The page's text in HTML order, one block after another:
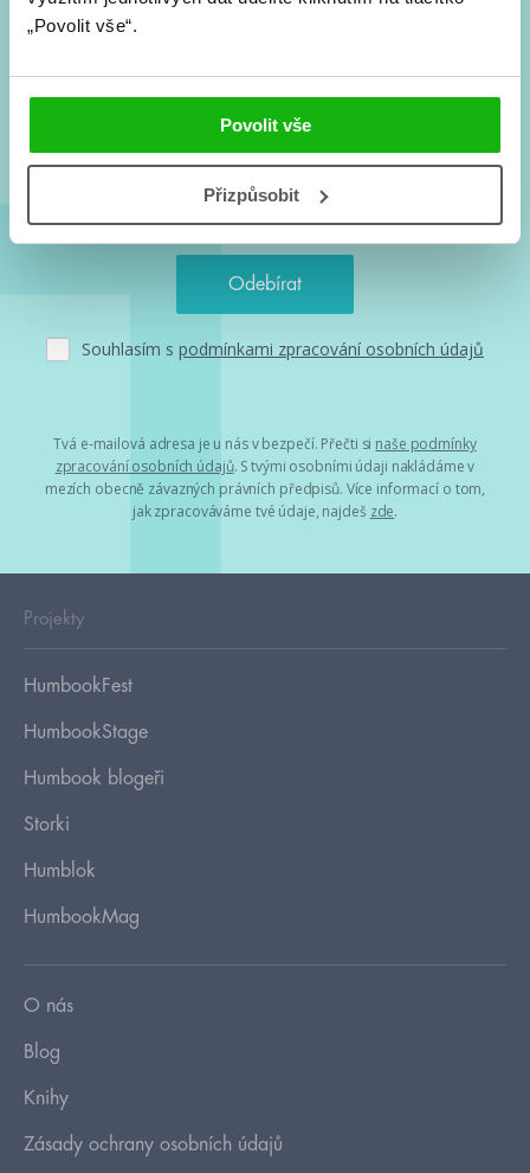
„Povolit vše“.
Povolit vše
Přizpůsobit
#HumbookNews
Souhlasím s podmínkami zpracování osobních údajů
Tvá e-mailová adresa je u nás v bezpečí. Přečti si naše podmínky
zpracování osobních údajů. S tvými osobními údaji nakládáme v
mezích obecně závazných právních předpisů. Více informací o tom,
jak zpracováváme tvé údaje, najdeš zde.
Projekty
HumbookFest
HumbookStage
Humbook blogeři
Storki
Humblok
HumbookMag
O nás
Blog
Knihy
Zásady ochrany osobních údajů